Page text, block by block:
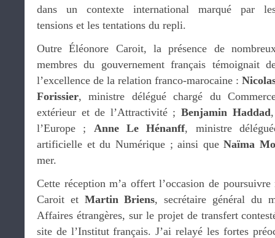
dans un contexte international marqué par
tensions et les tentations du repli.
Outre Éléonore Caroit, la présence de
membres du gouvernement français témoignait
l’excellence de la relation franco-marocaine :
Forissier, ministre délégué chargé du
extérieur et de l’Attractivité ; Benjamin Haddad
l’Europe ; Anne Le Hénanff, ministre
artificielle et du Numérique ; ainsi queNaïma
mer.
Cette réception m’a offert l’occasion de poursuivre
Caroit et Martin Briens, secrétaire général du
Affaires étrangères, sur le projet de transfert
site de l’Institut français. J’ai relayé les fortes